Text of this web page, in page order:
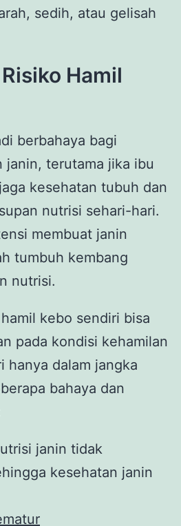
sedih, atau gelisah
Hamil
berbahaya bagi
janin, terutama jika ibu
kesehatan tubuh dan
nutrisi sehari-hari.
membuat janin
tumbuh kembang
nutrisi.
kebo sendiri bisa
pada kondisi kehamilan
hanya dalam jangka
bahaya dan
janin tidak
kesehatan janin